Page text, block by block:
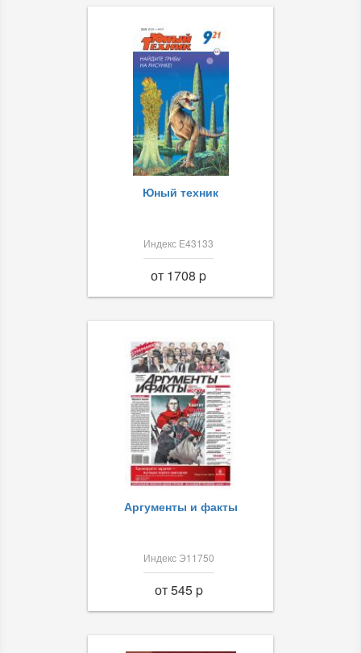
Юный техник
Индекс Е43133
от 1708 p
Аргументы и факты
Индекс Э11750
от 545 p